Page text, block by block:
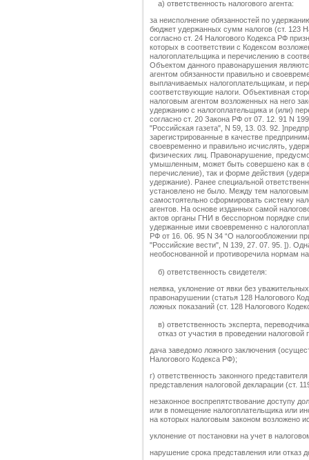
а) ответственность налогового агента:
за неисполнение обязанностей по
бюджет удержанных сумм налогов (ст. 123
согласно ст. 24 Налогового Кодекса РФ
которых в соответствии с Кодексом
налогоплательщика и перечислению в
Объектом данного правонарушения
агентом обязанности правильно и
выплачиваемых налогоплательщикам, и
соответствующие налоги. Объективная
налоговым агентом возложенных на него
удержанию с налогоплательщика и (или)
согласно ст. 20 Закона РФ от 07. 12. 91 N
"Российская газета", N 59, 13. 03. 92.
зарегистрированные в качестве
своевременно и правильно исчислять,
физических лиц. Правонарушение,
умышленным, может быть совершено как в
перечисление), так и форме действия
удержание). Ранее специальной
установлено не было. Между тем
самостоятельно сформировать систему
агентов. На основе изданных самой
актов органы ГНИ в бесспорном порядке
удержанные ими своевременно с
РФ от 16. 06. 95 N 34 “О налогообложении
"Российские вести", N 139, 27. 07. 95. ]).
необоснованной и противоречила нормам
б) ответственность свидетеля:
неявка, уклонение от явки без
правонарушении (статья 128 Налогового
ложных показаний (ст. 128 Налогового
в) ответственность эксперта,
отказ от участия в проведении налоговой
дача заведомо ложного заключения
Налогового Кодекса РФ);
г) ответственность законного
представления налоговой декларации (ст.
незаконное воспрепятствование доступу
или в помещение налогоплательщика или
на которых налоговым законом возложено
уклонение от постановки на учет в
нарушение срока представления или отказ